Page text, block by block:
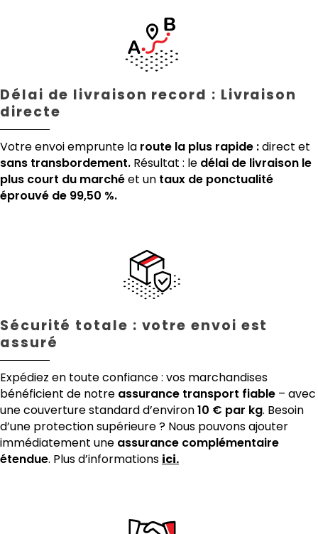
Délai de livraison record : Livraison
directe
Votre envoi emprunte la route la plus rapide :direct et
sans transbordement. Résultat : le délai de livraison le
plus court du marchéet un taux de ponctualité
éprouvé de 99,50 %.
Sécurité totale : votre envoi est
assuré
Expédiez en toute confiance : vos marchandises
bénéficient de notre assurance transport fiable – avec
une couverture standard d’environ10 € par kg. Besoin
d’une protection supérieure ? Nous pouvons ajouter
immédiatement une assurance complémentaire
étendue. Plus d’informations ici.